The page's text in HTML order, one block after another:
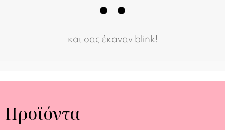
και σας έκαναν blink!
Προϊόντα